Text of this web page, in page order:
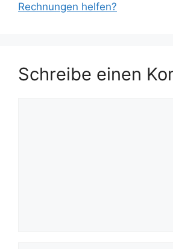
Rechnungen helfen?
Schreibe einen